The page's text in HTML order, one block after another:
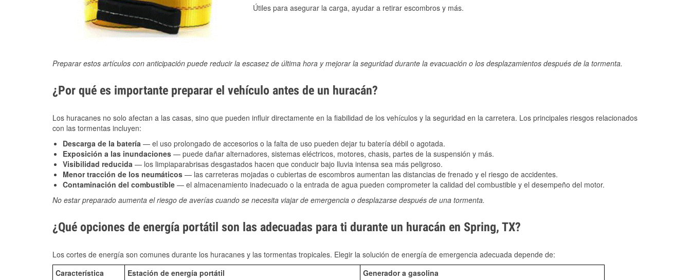
Útiles para asegurar la carga, ayudar a retirar escombros y más.
Preparar estos artículos con anticipación puede reducir la escasez de última hora y mejorar la seguridad durante la evacuación o los desplazamientos después de la tormenta.
¿Por qué es importante preparar el vehículo antes de un huracán?
Los huracanes no solo afectan a las casas, sino que pueden influir directamente en la fiabilidad de los vehículos y la seguridad en la carretera. Los principales riesgos relacionados
con las tormentas incluyen:
Descarga de la batería — el uso prolongado de accesorios o la falta de uso pueden dejar tu batería débil o agotada.
Exposición a las inundaciones — puede dañar alternadores, sistemas eléctricos, motores, chasis, partes de la suspensión y más.
Visibilidad reducida — los limpiaparabrisas desgastados hacen que conducir bajo lluvia intensa sea más peligroso.
Menor tracción de los neumáticos — las carreteras mojadas o cubiertas de escombros aumentan las distancias de frenado y el riesgo de accidentes.
Contaminación del combustible — el almacenamiento inadecuado o la entrada de agua pueden comprometer la calidad del combustible y el desempeño del motor.
No estar preparado aumenta el riesgo de averías cuando se necesita viajar de emergencia o desplazarse después de una tormenta.
¿Qué opciones de energía portátil son las adecuadas para ti durante un huracán en Spring, TX?
Los cortes de energía son comunes durante los huracanes y las tormentas tropicales. Elegir la solución de energía de emergencia adecuada depende de:
Característica
Estación de energía portátil Generador a gasolina